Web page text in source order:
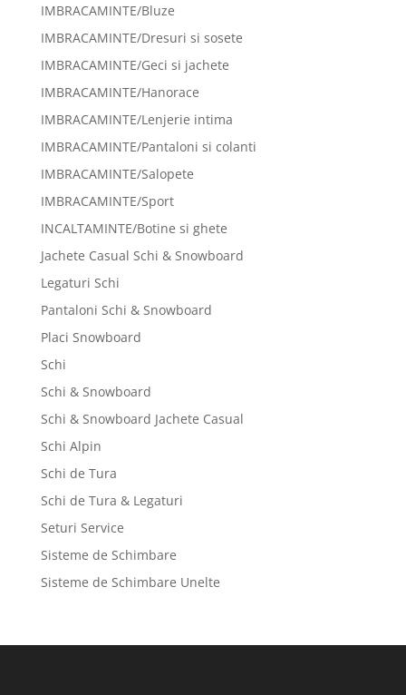
IMBRACAMINTE/Bluze
IMBRACAMINTE/Dresuri si sosete
IMBRACAMINTE/Geci si jachete
IMBRACAMINTE/Hanorace
IMBRACAMINTE/Lenjerie intima
IMBRACAMINTE/Pantaloni si colanti
IMBRACAMINTE/Salopete
IMBRACAMINTE/Sport
INCALTAMINTE/Botine si ghete
Jachete Casual Schi & Snowboard
Legaturi Schi
Pantaloni Schi & Snowboard
Placi Snowboard
Schi
Schi & Snowboard
Schi & Snowboard Jachete Casual
Schi Alpin
Schi de Tura
Schi de Tura & Legaturi
Seturi Service
Sisteme de Schimbare
Sisteme de Schimbare Unelte